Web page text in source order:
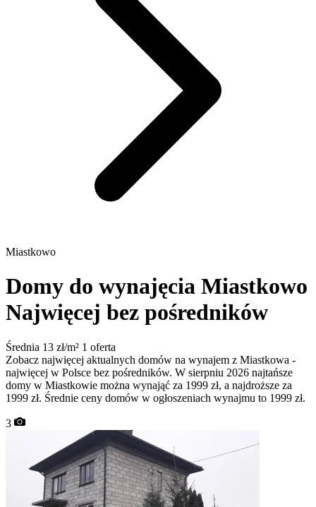
Miastkowo
Domy do wynajęcia Miastkowo
Najwięcej bez pośredników
Średnia 13 zł/m² 1 oferta
Zobacz najwięcej aktualnych domów na wynajem z Miastkowa -
najwięcej w Polsce bez pośredników. W sierpniu 2026 najtańsze
domy w Miastkowie można wynająć za 1999 zł, a najdroższe za
1999 zł. Średnie ceny domów w ogłoszeniach wynajmu to 1999 zł.
3